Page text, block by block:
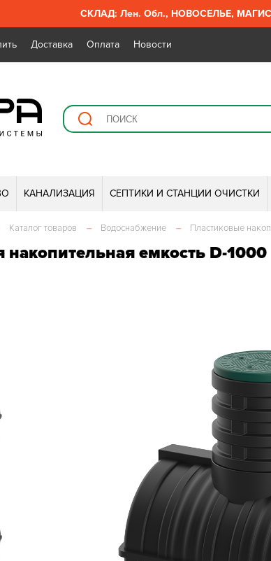
СКЛАД: Лен. Обл., НОВОСЕЛЬЕ,
Доставка Оплата Новости
КАНАЛИЗАЦИЯ СЕПТИКИ И СТАНЦИИ ОЧИСТКИ
Каталог товаров – Водоснабжение – Пластиковые
емкость D-1000